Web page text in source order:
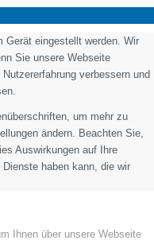
Gerät eingestellt werden. Wir
Sie unsere Webseite
verbessern und
um mehr zu
ändern. Beachten Sie,
Auswirkungen auf Ihre
haben kann, die wir
Ihnen über unsere Webseite